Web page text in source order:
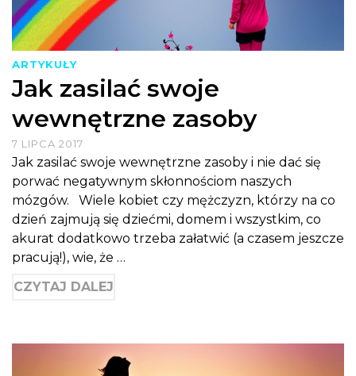
ARTYKUŁY
Jak zasilać swoje
wewnętrzne zasoby
7 LIPCA 2017
Jak zasilać swoje wewnętrzne zasoby i nie dać się
porwać negatywnym skłonnościom naszych
mózgów. Wiele kobiet czy mężczyzn, którzy na co
dzień zajmują się dziećmi, domem i wszystkim, co
akurat dodatkowo trzeba załatwić (a czasem jeszcze
pracują!), wie, że …
CZYTAJ DALEJ